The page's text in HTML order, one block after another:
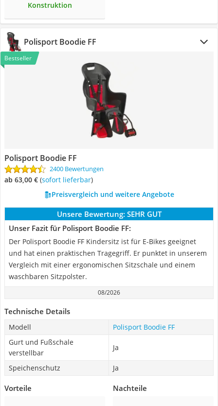
Konstruktion
Polisport Boodie FF
Bestseller
Polisport Boodie FF
2400 Bewertungen
ab 63,00 € ( Sofort lieferbar)
Preisvergleich und weitere Angebote
Unsere Bewertung: SEHR GUT
Unser Fazit für Polisport Boodie FF:
Der Polisport Boodie FF Kindersitz ist für E-Bikes geeignet
und hat einen praktischen Tragegriff. Er punktet in unserem
Vergleich mit einer ergonomischen Sitzschale und einem
waschbaren Sitzpolster.
08/2026
Technische Details
Modell
Polisport Boodie FF
Gurt und Fußschale
verstellbar
Ja
Speichenschutz Ja
Vorteile Nachteile